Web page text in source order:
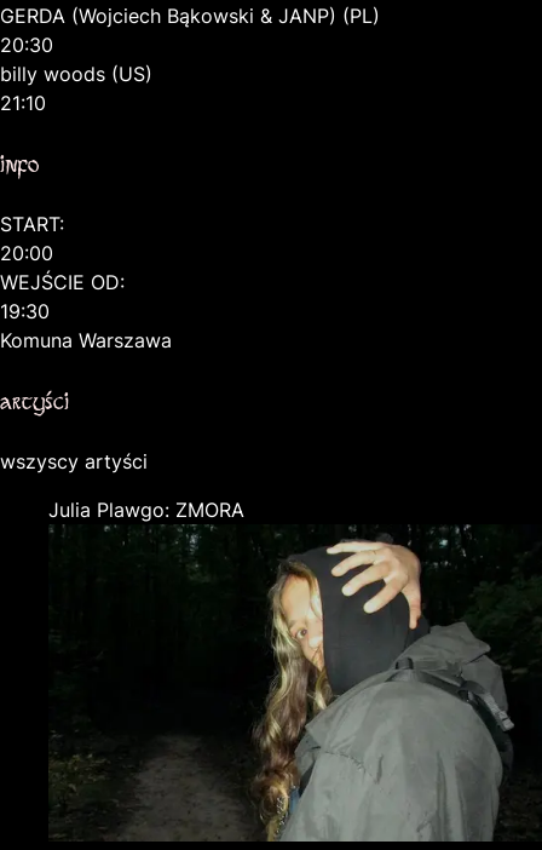
GERDA (Wojciech Bąkowski & JANP) (PL)
20:30
billy woods (US)
21:10
info
START:
20:00
WEJŚCIE OD:
19:30
Komuna Warszawa
artyści
wszyscy artyści
Julia Plawgo: ZMORA